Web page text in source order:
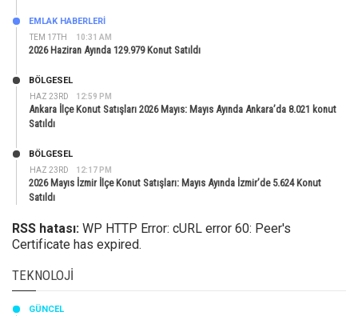
TEM 17TH 10:31 AM
EMLAK HABERLERI
2026 Haziran Ayında 129.979 Konut Satıldı
HAZ 23RD 12:59 PM
BÖLGESEL
Ankara İlçe Konut Satışları 2026 Mayıs: Mayıs Ayında Ankara’da 8.021 konut
Satıldı
HAZ 23RD 12:17 PM
BÖLGESEL
2026 Mayıs İzmir İlçe Konut Satışları: Mayıs Ayında İzmir’de 5.624 Konut
Satıldı
RSS hatası: WP HTTP Error: cURL error 60: Peer's
Certificate has expired.
TEKNOLOJI
GÜNCEL